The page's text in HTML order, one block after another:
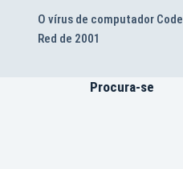
O vírus de computador Code
Red de 2001
Procura-se